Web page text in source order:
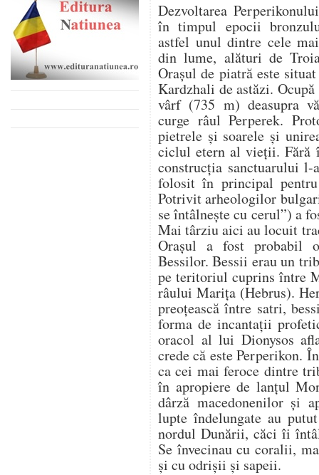
Dezvoltarea
în timpul epocii
astfel unul dintre cele
din lume, alături de
Orașul de piatră este
Kardzhali de astăzi.
vârf (735 m) deasupra
curge râul Perperek.
pietrele și soarele și
ciclul etern al vieții. Fără
construcția sanctuarului
folosit în principal
Potrivit arheologilor
se întâlnește cu cerul”) a
Mai târziu aici au locuit
Orașul a fost probabil
Bessilor. Bessii erau un
pe teritoriul cuprins între
râului Marița (Hebrus).
preoțească între satri,
forma de incantații
oracol al lui Dionysos
crede că este Perperikon.
ca cei mai feroce dintre
în apropiere de lanțul
dârză macedonenilor și
lupte îndelungate au
nordul Dunării, căci îi
Se învecinau cu coralii,
şi cu odrişii şi sapeii.